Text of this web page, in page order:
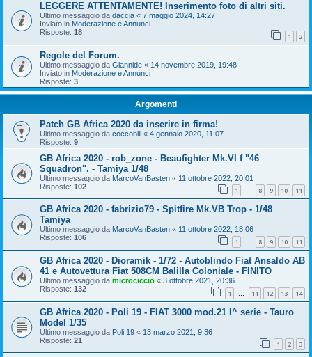
LEGGERE ATTENTAMENTE! Inserimento foto di altri siti.
Ultimo messaggio da daccia « 7 maggio 2024, 14:27
Inviato in Moderazione e Annunci
Risposte: 18 1 2
Regole del Forum.
Ultimo messaggio da Giannide « 14 novembre 2019, 19:48
Inviato in Moderazione e Annunci
Risposte: 3
Argomenti
Patch GB Africa 2020 da inserire in firma!
Ultimo messaggio da coccobill « 4 gennaio 2020, 11:07
Risposte: 9
GB Africa 2020 - rob_zone - Beaufighter Mk.VI f "46
Squadron". - Tamiya 1/48
Ultimo messaggio da MarcoVanBasten « 11 ottobre 2022, 20:01
Risposte: 102 1 8 9 10 11
GB Africa 2020 - fabrizio79 - Spitfire Mk.VB Trop - 1/48
Tamiya
Ultimo messaggio da MarcoVanBasten « 11 ottobre 2022, 18:06
Risposte: 106 1 … 8 9 10 11
GB Africa 2020 - Dioramik - 1/72 - Autoblindo Fiat Ansaldo AB
41 e Autovettura Fiat 508CM Balilla Coloniale - FINITO
Ultimo messaggio da microciccio « 3 ottobre 2021, 20:36
Risposte: 132 1 … 11 12 13 14
GB Africa 2020 - Poli 19 - FIAT 3000 mod.21 I^ serie - Tauro
Model 1/35
Ultimo messaggio da Poli 19 « 13 marzo 2021, 9:36
Risposte: 21 1 2 3